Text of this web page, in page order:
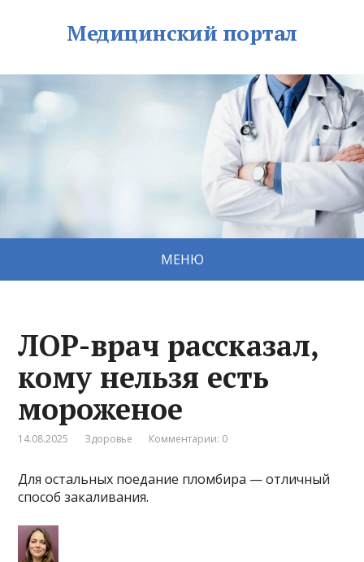
Медицинский портал
МЕНЮ
ЛОР-врач рассказал,
кому нельзя есть
мороженое
14.08.2025 Здоровье Комментарии: 0
Для остальных поедание пломбира — отличный
способ закаливания.